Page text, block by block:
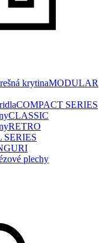
krytinaMODULAR
COMPACT SERIES
CLASSIC
RETRO
SERIES
plechy